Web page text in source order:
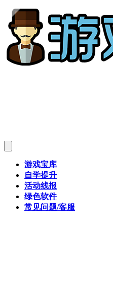
游戏宝库
自学提升
活动线报
绿色软件
常见问题/客服